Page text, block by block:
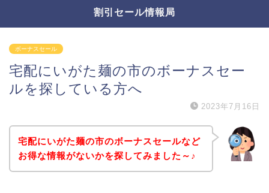
割引セール情報局
ボーナスセール
宅配にいがた麺の市のボーナスセー
ルを探している方へ
2023年7月16日
宅配にいがた麺の市のボーナスセールなど
お得な情報がないかを探してみました～♪